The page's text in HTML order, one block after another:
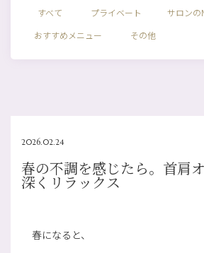
すべて プライベート
サロンの
おすすめメニュー
その他
2026.02.24
春の不調を感じたら。首肩
深くリラックス
春になると、